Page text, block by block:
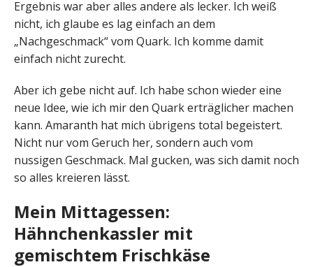
Ergebnis war aber alles andere als lecker. Ich weiß
nicht, ich glaube es lag einfach an dem
„Nachgeschmack“ vom Quark. Ich komme damit
einfach nicht zurecht.
Aber ich gebe nicht auf. Ich habe schon wieder eine
neue Idee, wie ich mir den Quark erträglicher machen
kann. Amaranth hat mich übrigens total begeistert.
Nicht nur vom Geruch her, sondern auch vom
nussigen Geschmack. Mal gucken, was sich damit noch
so alles kreieren lässt.
Mein Mittagessen:
Hähnchenkassler mit
gemischtem Frischkäse